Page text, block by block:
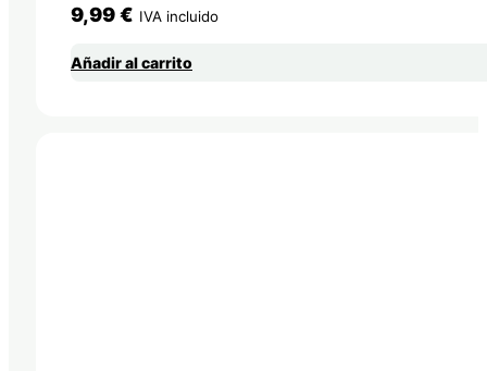
9,99€ IVA incluido
Añadir al carrito